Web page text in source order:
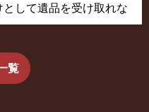
して遺品を受け取れな
た念書は有効か？
覧